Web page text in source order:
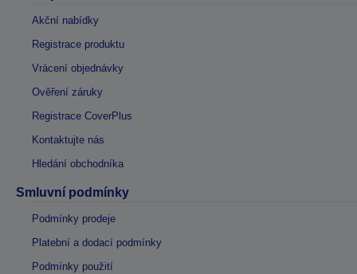
Akční nabídky
Registrace produktu
Vrácení objednávky
Ověření záruky
Registrace CoverPlus
Kontaktujte nás
Hledání obchodníka
Smluvní podmínky
Podmínky prodeje
Platební a dodací podmínky
Podmínky použití